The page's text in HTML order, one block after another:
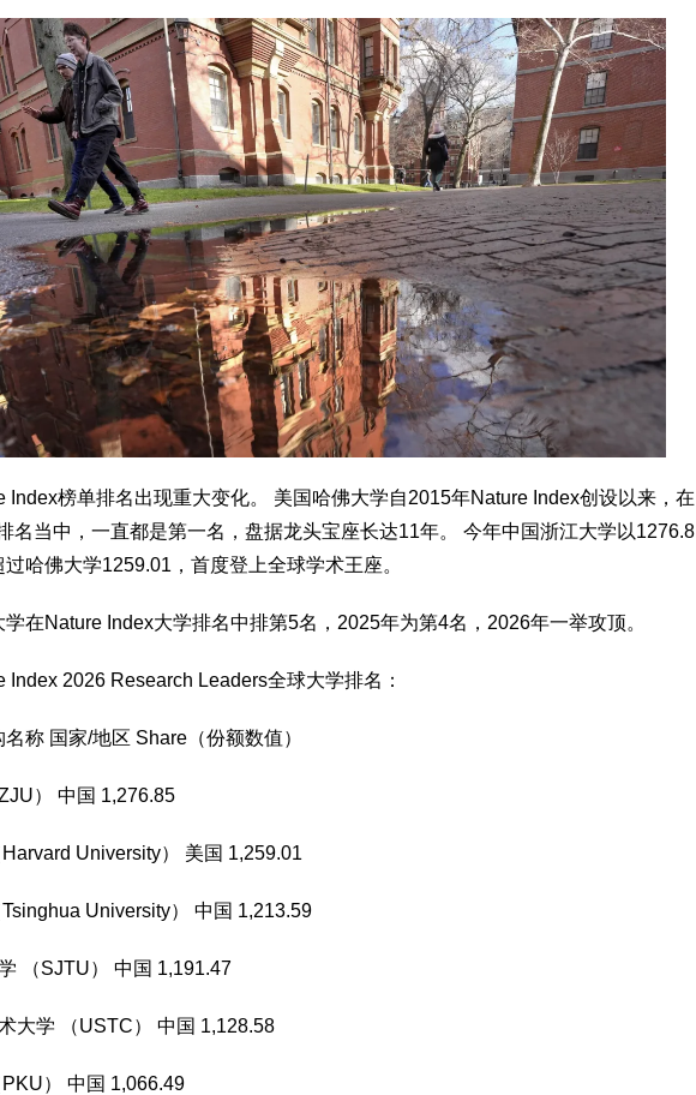
Index榜单排名出现重大变化。 美国哈佛大学自2015年Nature Index创设以来，在
名当中，一直都是第一名，盘据龙头宝座长达11年。 今年中国浙江大学以1276.8
哈佛大学1259.01，首度登上全球学术王座。
在Nature Index大学排名中排第5名，2025年为第4名，2026年一举攻顶。
Index 2026 Research Leaders全球大学排名：
称 国家/地区 Share（份额数值）
） 中国 1,276.85
University） 美国 1,259.01
University） 中国 1,213.59
（SJTU） 中国 1,191.47
大学 （USTC） 中国 1,128.58
） 中国 1,066.49